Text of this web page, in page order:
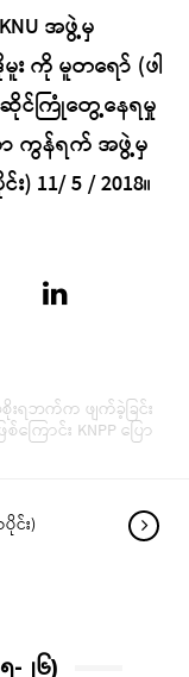
အဖွဲ့မှ
ကို မူတရော် (ဖါ
င်ကြုံတွေ့နေရမှု
ာ ကွန်ရက် အဖွဲ့မှ
11/ 5 / 2018။
ရဘက်က ဖျက်ခဲ့ခြင်း
စ်ကြောင်း KNPP ပြော
င်း)
-၂၆)